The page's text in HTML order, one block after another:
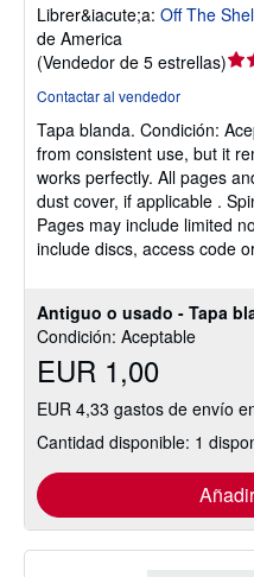
Antiguo o usado - Tapa
Condición: Aceptable
EUR 1,00
EUR 4,33 gastos de envío
Cantidad disponible: 1
Librer&iacute;a: Off The
de America
(Vendedor de 5 estrellas)
5
de
5
Contactar al vendedor
Tapa blanda. Condición:
from consistent use, but it
works perfectly. All pages
dust cover, if applicable .
Pages may include limited
include discs, access code